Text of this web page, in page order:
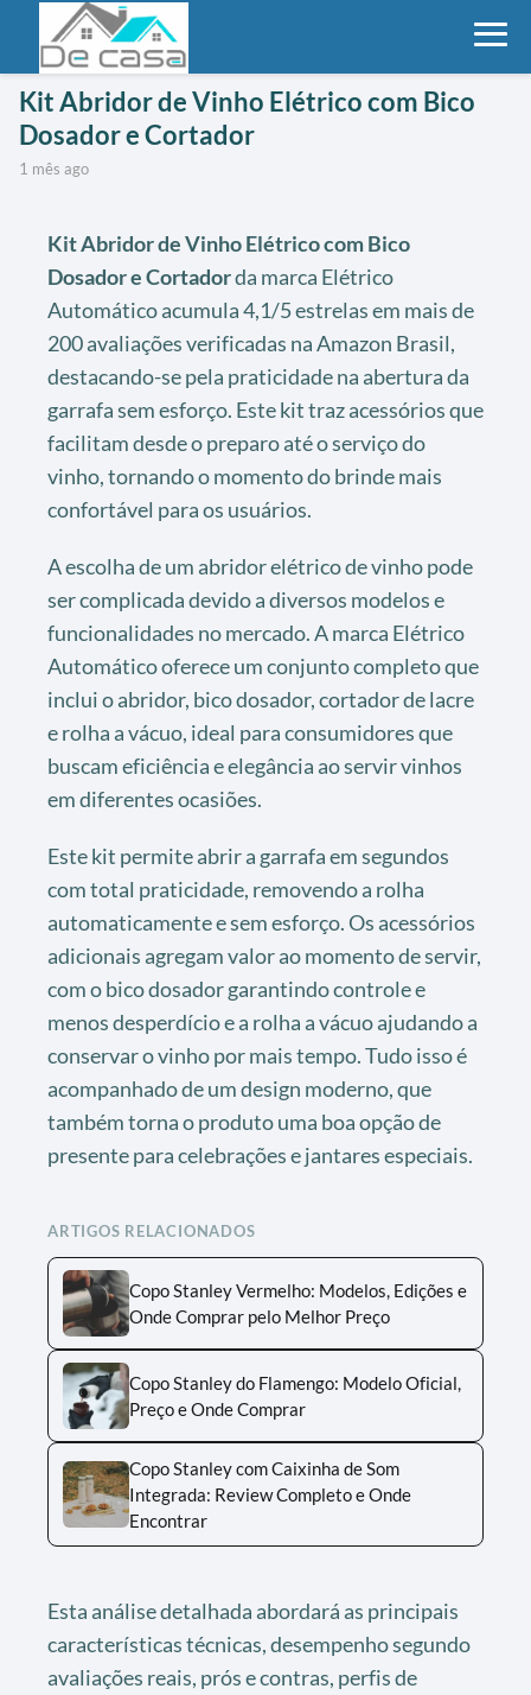
Kit Abridor de Vinho Elétrico com Bico
Dosador e Cortador
1 mês ago
Kit Abridor de Vinho Elétrico com Bico
Dosador e Cortadorda marca Elétrico
Automático acumula 4,1/5 estrelas em mais de
200 avaliações verificadas na Amazon Brasil,
destacando-se pela praticidade na abertura da
garrafa sem esforço. Este kit traz acessórios que
facilitam desde o preparo até o serviço do
vinho, tornando o momento do brinde mais
confortável para os usuários.
A escolha de um abridor elétrico de vinho pode
ser complicada devido a diversos modelos e
funcionalidades no mercado. A marca Elétrico
Automático oferece um conjunto completo que
inclui o abridor, bico dosador, cortador de lacre
e rolha a vácuo, ideal para consumidores que
buscam eficiência e elegância ao servir vinhos
em diferentes ocasiões.
Este kit permite abrir a garrafa em segundos
com total praticidade, removendo a rolha
automaticamente e sem esforço. Os acessórios
adicionais agregam valor ao momento de servir,
com o bico dosador garantindo controle e
menos desperdício e a rolha a vácuo ajudando a
conservar o vinho por mais tempo. Tudo isso é
acompanhado de um design moderno, que
também torna o produto uma boa opção de
presente para celebrações e jantares especiais.
ARTIGOS RELACIONADOS
Copo Stanley Vermelho: Modelos, Edições e
Onde Comprar pelo Melhor Preço
Copo Stanley do Flamengo: Modelo Oficial,
Preço e Onde Comprar
Copo Stanley com Caixinha de Som
Integrada: Review Completo e Onde
Encontrar
Esta análise detalhada abordará as principais
características técnicas, desempenho segundo
avaliações reais, prós e contras, perfis de